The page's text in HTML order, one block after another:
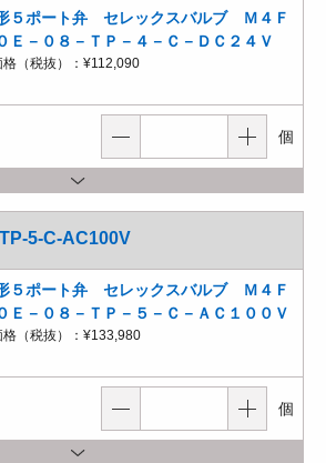
５ポート弁 セレックスバルブ Ｍ４Ｆ
Ｅ－０８－ＴＰ－４－Ｃ－ＤＣ２４Ｖ
（税抜）： ¥112,090
個
5-C-AC100V
５ポート弁 セレックスバルブ Ｍ４Ｆ
Ｅ－０８－ＴＰ－５－Ｃ－ＡＣ１００Ｖ
（税抜）： ¥133,980
個